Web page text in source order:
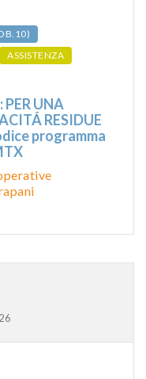
ASSISTENZA
PER UNA
RESIDUE
programma